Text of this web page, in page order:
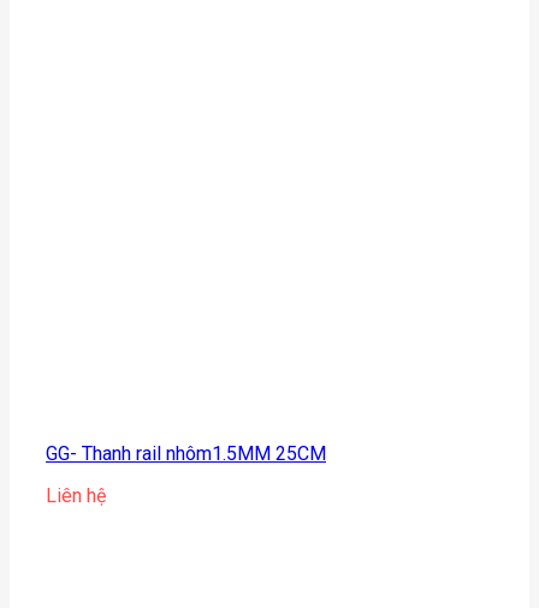
GG- Thanh rail nhôm1.5MM 25CM
Liên hệ